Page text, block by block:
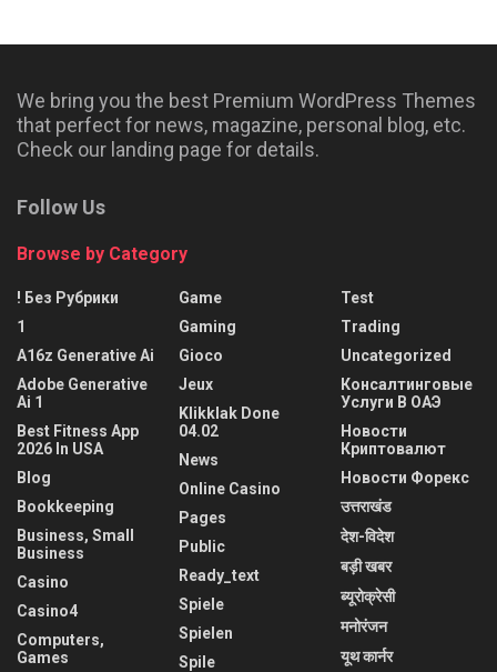
We bring you the best Premium WordPress Themes
that perfect for news, magazine, personal blog, etc.
Check our landing page for details.
Follow Us
Browse by Category
! Без Рубрики
1
A16z Generative Ai
Adobe Generative
Ai 1
Best Fitness App
2026 In USA
Blog
Bookkeeping
Business, Small
Business
Casino
Casino4
Computers,
Games
Game
Gaming
Gioco
Jeux
Klikklak Done
04.02
News
Online Casino
Pages
Public
Ready_text
Spiele
Spielen
Spile
Test
Trading
Uncategorized
Консалтинговые
Услуги В ОАЭ
Новости
Криптовалют
Новости Форекс
उत्तराखंड
देश-विदेश
बड़ी खबर
ब्यूरोक्रेसी
मनोरंजन
यूथ कार्नर